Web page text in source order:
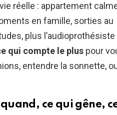
réelle : appartement
en famille, sorties au
plus
qui compte le plus pour
entendre la sonnette,
ce qui gêne,